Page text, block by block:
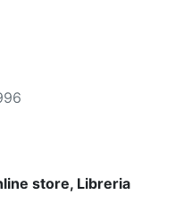
store, Libreria